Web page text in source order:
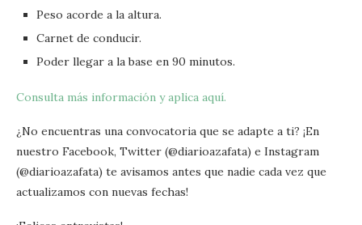
Peso acorde a la altura.
Carnet de conducir.
Poder llegar a la base en 90 minutos.
Consulta más información y aplica aquí.
¿No encuentras una convocatoria que se adapte a ti? ¡En
nuestro Facebook, Twitter (@diarioazafata) e Instagram
(@diarioazafata) te avisamos antes que nadie cada vez que
actualizamos con nuevas fechas!